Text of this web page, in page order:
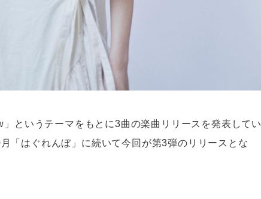
というテーマをもとに3曲の楽曲リリースを発表してい
「はぐれんぼ」に続いて今回が第3弾のリリースとな